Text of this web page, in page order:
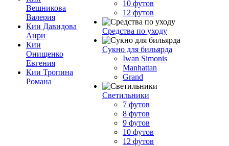
Вешникова
Валерия
Кии Давидова
Анри
Кии
Онищенко
Евгения
Кии Тропина
Романа
10 футов
12 футов
Средства по уходу
Сукно для бильярда
Iwan Simonis
Manhattan
Grand
Светильники
7 футов
8 футов
9 футов
10 футов
12 футов